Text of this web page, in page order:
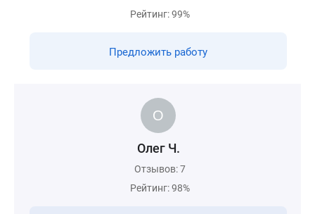
Рейтинг: 99%
Предложить работу
Олег Ч.
Отзывов: 7
Рейтинг: 98%